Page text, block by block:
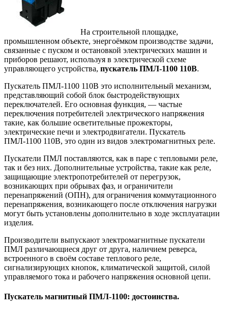
На строительной площадке,
промышленном объекте, энергоёмком производстве задачи,
связанные с пуском и остановкой электрических машин и
приборов решают, используя в электрической схеме
управляющего устройства, пускатель ПМЛ-1100 110В.
Пускатель ПМЛ-1100 110В это исполнительный механизм,
представляющий собой блок быстродействующих
переключателей. Его основная функция, — частые
переключения потребителей электрического напряжения
такие, как большие осветительные прожекторы,
электрические печи и электродвигатели. Пускатель
ПМЛ-1100 110В, это один из видов электромагнитных реле.
Пускатели ПМЛ поставляются, как в паре с тепловыми реле,
так и без них. Дополнительные устройства, такие как реле,
защищающие электропотребителей от перегрузок,
возникающих при обрывах фаз, и ограничители
перенапряжений (ОПН), для ограничения коммутационного
перенапряжения, возникающего после отключения нагрузки
могут быть установлены дополнительно в ходе эксплуатации
изделия.
Производители выпускают электромагнитные пускатели
ПМЛ различающиеся друг от друга, наличием реверса,
встроенного в своём составе теплового реле,
сигнализирующих кнопок, климатической защитой, силой
управляемого тока и рабочего напряжения основной цепи.
Пускатель магнитный ПМЛ-1100: достоинства.